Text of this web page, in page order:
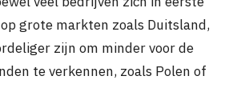
grote markten zoals Duitsland,
zijn om minder voor de
te verkennen, zoals Polen of